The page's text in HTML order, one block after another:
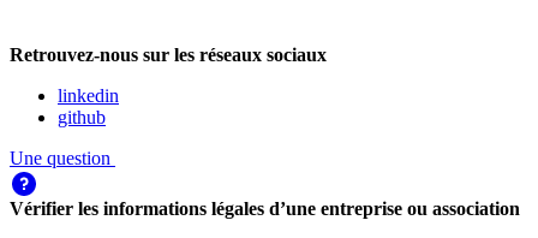
Retrouvez-nous sur les réseaux sociaux
linkedin
github
Une question
Vérifier les informations légales d’une entreprise ou association